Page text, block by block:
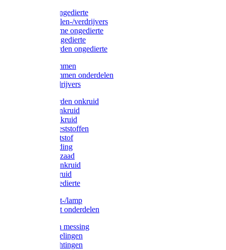
Diversen ongedierte
Insectenvallen-/verdrijvers
Protect Home ongedierte
Solabiol ongedierte
Protect Garden ongedierte
Mollenklemmen
Mollenklemmen onderdelen
Mollenverdrijvers
Protect Garden onkruid
Diversen onkruid
Solabiol onkruid
Solabiol meststoffen
Pokon meststof
Pokon voeding
Pokon graszaad
Roundup onkruid
Pokon onkruid
Pokon ongedierte
Vliegenkast-/lamp
Vliegenkast onderdelen
Zuigkorven messing
Geka koppelingen
Geka afdichtingen